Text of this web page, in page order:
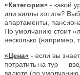
«Категория» - какой
или виллы хотите?
апартаменты,
По умолчанию стоит
несколько (например,
«Цена» - если вы
потратить на тур —
валюте (по умолчанию